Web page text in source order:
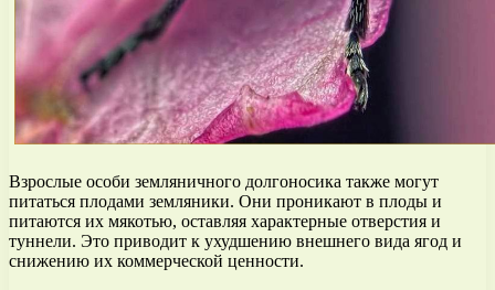
Взрослые особи земляничного долгоносика также могут
питаться плодами земляники. Они проникают в плоды и
питаются их мякотью, оставляя характерные отверстия и
туннели. Это приводит к ухудшению внешнего вида ягод и
снижению их коммерческой ценности.